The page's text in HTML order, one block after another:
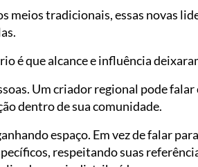
meios tradicionais, essas novas
é que alcance e influência
Um criador regional pode
dentro de sua comunidade.
espaço. Em vez de falar
respeitando suas